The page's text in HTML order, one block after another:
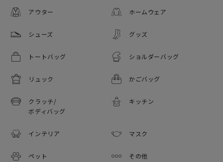
アウター ホームウェア
シューズ グッズ
トートバッグ ショルダーバッグ
リュック かごバッグ
クラッチ/
ボディバッグ
キッチン
インテリア マスク
ペット その他